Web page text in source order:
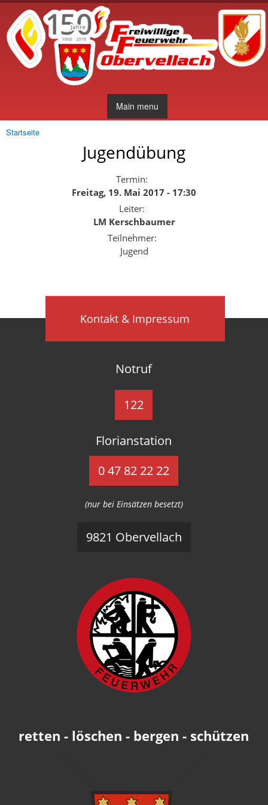
Direkt
zum
Inhalt
Main menu
Sie sind hier
Startseite
Jugendübung
Termin:
Freitag, 19. Mai 2017 - 17:30
Leiter:
LM Kerschbaumer
Teilnehmer:
Jugend
Kontakt & Impressum
Notruf
122
Florianstation
0 47 82 22 22
(nur bei Einsätzen besetzt)
9821 Obervellach
retten - löschen - bergen - schützen